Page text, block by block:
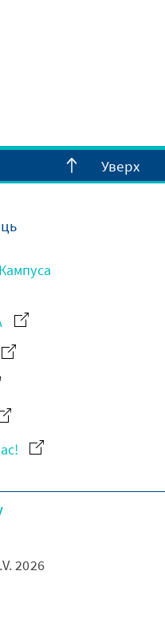
Уверх
2026